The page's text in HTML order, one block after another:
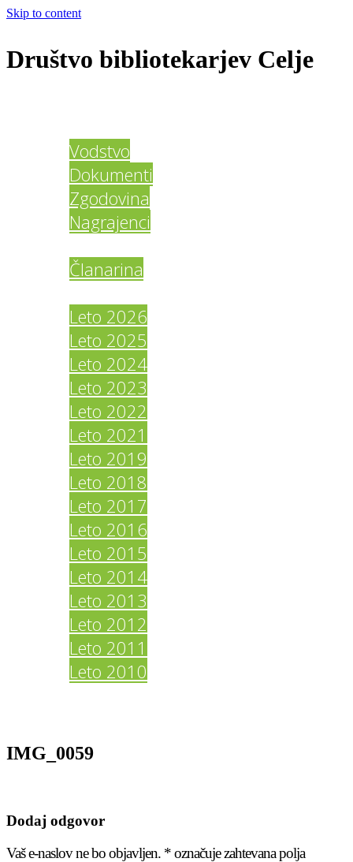
Skip to content
Društvo bibliotekarjev Celje
Vodstvo
Dokumenti
Zgodovina
Nagrajenci
Članarina
Leto 2026
Leto 2025
Leto 2024
Leto 2023
Leto 2022
Leto 2021
Leto 2019
Leto 2018
Leto 2017
Leto 2016
Leto 2015
Leto 2014
Leto 2013
Leto 2012
Leto 2011
Leto 2010
IMG_0059
Dodaj odgovor
Vaš e-naslov ne bo objavljen. *označuje zahtevana polja